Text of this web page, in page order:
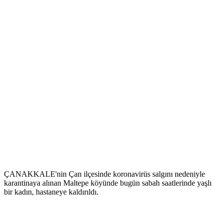
ÇANAKKALE'nin Çan ilçesinde koronavirüs salgını nedeniyle
karantinaya alınan Maltepe köyünde bugün sabah saatlerinde yaşlı
bir kadın, hastaneye kaldırıldı.